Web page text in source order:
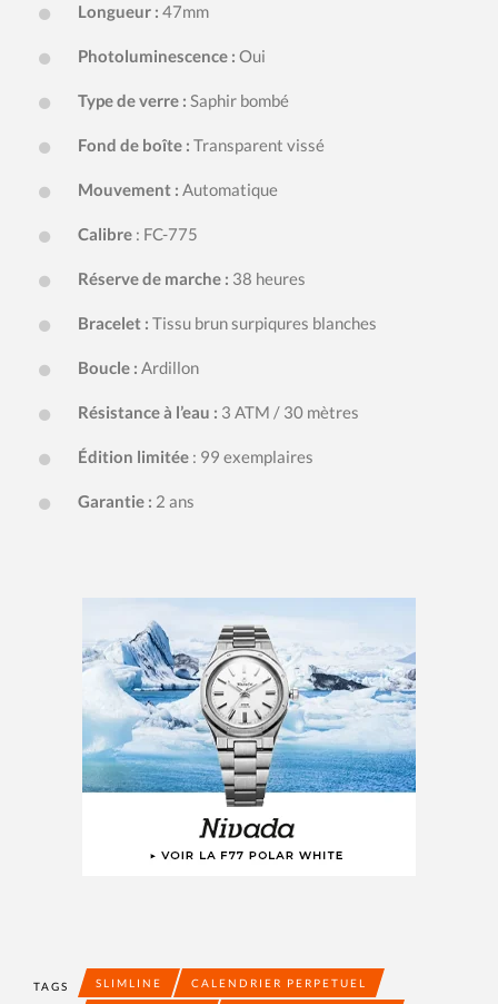
Longueur : 47mm
Photoluminescence : Oui
Type de verre : Saphir bombé
Fond de boîte : Transparent vissé
Mouvement : Automatique
Calibre : FC-775
Réserve de marche : 38 heures
Bracelet : Tissu brun surpiqures blanches
Boucle : Ardillon
Résistance à l’eau : 3 ATM / 30 mètres
Édition limitée : 99 exemplaires
Garantie : 2 ans
TAGS SLIMLINE CALENDRIER PERPETUEL